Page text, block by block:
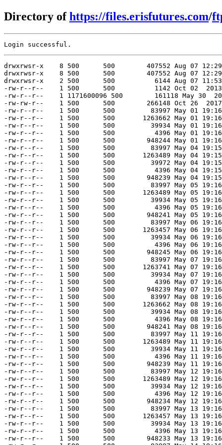
Directory ofhttps://files.erisfutures.com/
drwxrwsr-x    8 500      500        407552 Aug 07
drwxrwsr-x    8 500      500        407552 Aug 07
drwxrwsr-x    2 500      500          6144 Aug 07
-rw-r--r--    1 500      500          1142 Oct 02
-rw-r--r--    1 1171600096 500        161118 May 30
-rw-rw-r--    1 500      500        266148 Oct 26
-rw-r--r--    1 500      500         83997 May 01
-rw-r--r--    1 500      500       1263662 May 01
-rw-r--r--    1 500      500         39934 May 01
-rw-r--r--    1 500      500          4396 May 01
-rw-r--r--    1 500      500        948244 May 01
-rw-r--r--    1 500      500         83997 May 04
-rw-r--r--    1 500      500       1263489 May 04
-rw-r--r--    1 500      500         39972 May 04
-rw-r--r--    1 500      500          4396 May 04
-rw-r--r--    1 500      500        948239 May 04
-rw-r--r--    1 500      500         83997 May 05
-rw-r--r--    1 500      500       1263489 May 05
-rw-r--r--    1 500      500         39934 May 05
-rw-r--r--    1 500      500          4396 May 05
-rw-r--r--    1 500      500        948241 May 05
-rw-r--r--    1 500      500         83997 May 06
-rw-r--r--    1 500      500       1263457 May 06
-rw-r--r--    1 500      500         39934 May 06
-rw-r--r--    1 500      500          4396 May 06
-rw-r--r--    1 500      500        948245 May 06
-rw-r--r--    1 500      500         83997 May 07
-rw-r--r--    1 500      500       1263741 May 07
-rw-r--r--    1 500      500         39934 May 07
-rw-r--r--    1 500      500          4396 May 07
-rw-r--r--    1 500      500        948239 May 07
-rw-r--r--    1 500      500         83997 May 08
-rw-r--r--    1 500      500       1263662 May 08
-rw-r--r--    1 500      500         39934 May 08
-rw-r--r--    1 500      500          4396 May 08
-rw-r--r--    1 500      500        948241 May 08
-rw-r--r--    1 500      500         83997 May 11
-rw-r--r--    1 500      500       1263489 May 11
-rw-r--r--    1 500      500         39934 May 11
-rw-r--r--    1 500      500          4396 May 11
-rw-r--r--    1 500      500        948239 May 11
-rw-r--r--    1 500      500         83997 May 12
-rw-r--r--    1 500      500       1263489 May 12
-rw-r--r--    1 500      500         39934 May 12
-rw-r--r--    1 500      500          4396 May 12
-rw-r--r--    1 500      500        948234 May 12
-rw-r--r--    1 500      500         83997 May 13
-rw-r--r--    1 500      500       1263457 May 13
-rw-r--r--    1 500      500         39934 May 13
-rw-r--r--    1 500      500          4396 May 13
-rw-r--r--    1 500      500        948233 May 13